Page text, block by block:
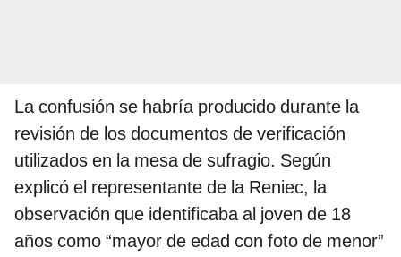
La confusión se habría producido durante la
revisión de los documentos de verificación
utilizados en la mesa de sufragio. Según
explicó el representante de la Reniec, la
observación que identificaba al joven de 18
años como “mayor de edad con foto de menor”